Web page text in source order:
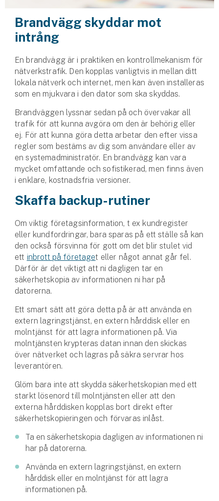
Sportfiskarna
Djur
Jakthundsförsäkring
Kattförsäkring
Djurförsäkring
Hem & hus
Hemförsäkring
Villaförsäkring
Hyresrättsförsäkring
Fritidshusförsäkring
Företag
Företagsförsäkring
Bilförsäkring för företag
Släpvagnsförsäkring
Drönarförsäkring
För förmedlare
Gruppförsäkringar
Försäkring via förmedlare
Se alla försäkringar
Brandvägg skyddar mot
intrång
En brandvägg är i praktiken en kontrollmekanism för
nätverkstrafik. Den kopplas vanligtvis in mellan ditt
lokala nätverk och internet, men kan även installeras
som en mjukvara i den dator som ska skyddas.
Brandväggen lyssnar sedan på och övervakar all
trafik för att kunna avgöra om den är behörig eller
ej. För att kunna göra detta arbetar den efter vissa
regler som bestäms av dig som användare eller av
en systemadministratör. En brandvägg kan vara
mycket omfattande och sofistikerad, men finns även
i enklare, kostnadsfria versioner.
Skaffa backup-rutiner
Om viktig företagsinformation, t ex kundregister
eller kundfordringar, bara sparas på ett ställe så kan
den också försvinna för gott om det blir stulet vid
ett inbrott på företaget eller något annat går fel.
Därför är det viktigt att ni dagligen tar en
säkerhetskopia av informationen ni har på
datorerna.
Ett smart sätt att göra detta på är att använda en
extern lagringstjänst, en extern hårddisk eller en
molntjänst för att lagra informationen på. Via
molntjänsten krypteras datan innan den skickas
över nätverket och lagras på säkra servrar hos
leverantören.
Glöm bara inte att skydda säkerhetskopian med ett
starkt lösenord till molntjänsten eller att den
externa hårddisken kopplas bort direkt efter
säkerhetskopieringen och förvaras inlåst.
Ta en säkerhetskopia dagligen av informationen ni
har på datorerna.
Använda en extern lagringstjänst, en extern
hårddisk eller en molntjänst för att lagra
informationen på.